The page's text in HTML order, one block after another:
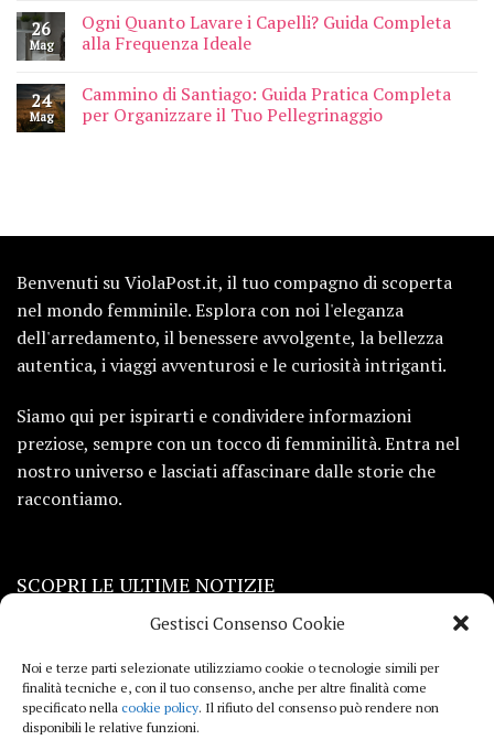
Gestisci Consenso Cookie
Noi e terze parti selezionate utilizziamo cookie o tecnologie simili per
finalità tecniche e, con il tuo consenso, anche per altre finalità come
specificato nella cookie policy. Il rifiuto del consenso può rendere non
disponibili le relative funzioni.
26
Mag
Ogni Quanto Lavare i Capelli? Guida Completa
alla Frequenza Ideale
24
Mag
Cammino di Santiago: Guida Pratica Completa
per Organizzare il Tuo Pellegrinaggio
Benvenuti su ViolaPost.it, il tuo compagno di scoperta
nel mondo femminile. Esplora con noi l'eleganza
dell'arredamento, il benessere avvolgente, la bellezza
autentica, i viaggi avventurosi e le curiosità intriganti.
Siamo qui per ispirarti e condividere informazioni
preziose, sempre con un tocco di femminilità. Entra nel
nostro universo e lasciati affascinare dalle storie che
raccontiamo.
SCOPRI LE ULTIME NOTIZIE
Viaggi
Beauty e benessere